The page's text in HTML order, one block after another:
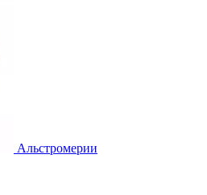
Альстромерии